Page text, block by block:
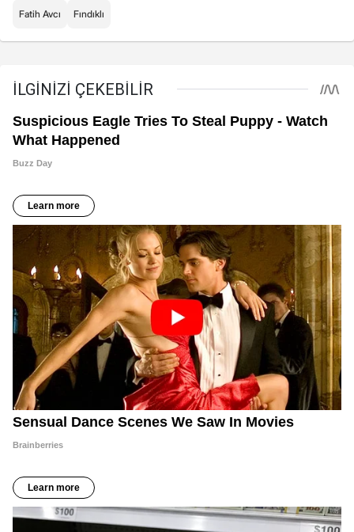
Fatih Avcı Fındıklı